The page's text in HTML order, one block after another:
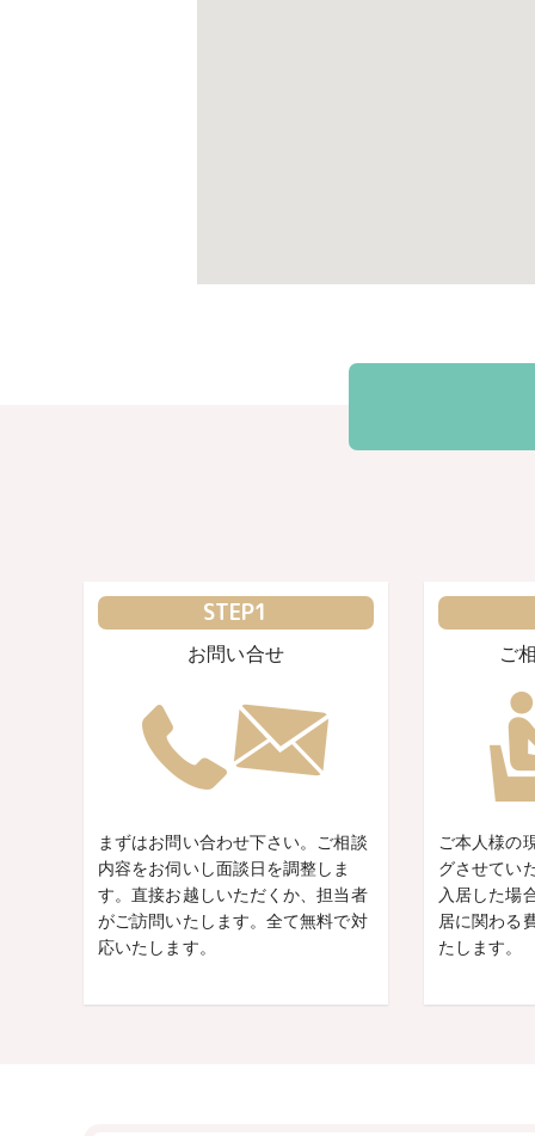
STEP1
お問い合せ
まずはお問い合わせ下さい。ご相談
内容をお伺いし面談日を調整しま
す。直接お越しいただくか、担当者
がご訪問いたします。全て無料で対
応いたします。
ご
ご本人様の
グさせてい
入居した場
居に関わる
たします。